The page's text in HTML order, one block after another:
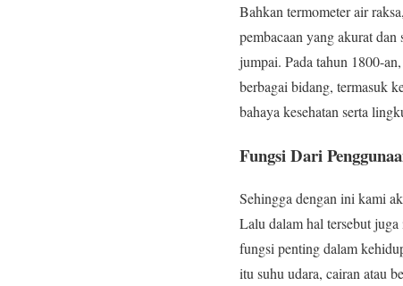
Bahkan termometer air
pembacaan yang akurat
jumpai. Pada tahun 1800-
berbagai bidang, termasuk
bahaya kesehatan serta
Fungsi Dari
Sehingga dengan ini kami
Lalu dalam hal tersebut
fungsi penting dalam
itu suhu udara, cairan atau